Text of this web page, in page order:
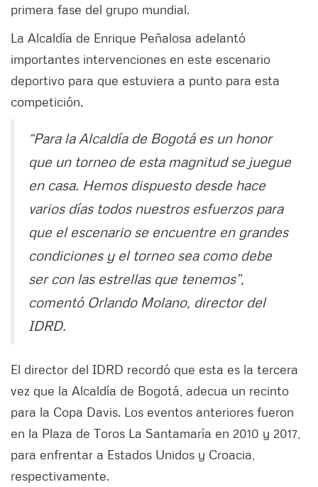
primera fase del grupo mundial.
La Alcaldía de Enrique Peñalosa adelantó
importantes intervenciones en este escenario
deportivo para que estuviera a punto para esta
competición.
“Para la Alcaldía de Bogotá es un honor
que un torneo de esta magnitud se juegue
en casa. Hemos dispuesto desde hace
varios días todos nuestros esfuerzos para
que el escenario se encuentre en grandes
condiciones y el torneo sea como debe
ser con las estrellas que tenemos”,
comentó Orlando Molano, director del
IDRD.
El director del IDRD recordó que esta es la tercera
vez que la Alcaldía de Bogotá, adecua un recinto
para la Copa Davis. Los eventos anteriores fueron
en la Plaza de Toros La Santamaría en 2010 y 2017,
para enfrentar a Estados Unidos y Croacia,
respectivamente.